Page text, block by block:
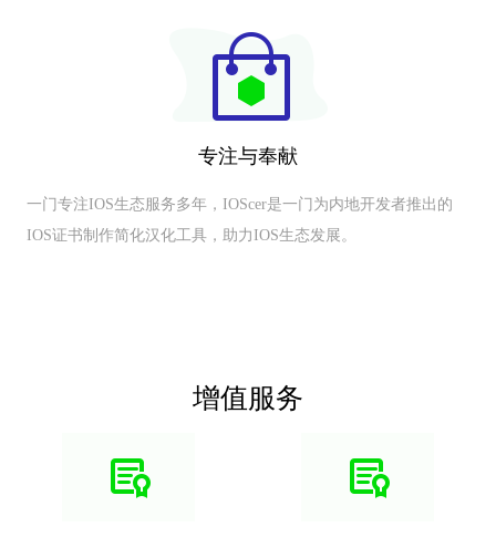
专注与奉献
一门专注IOS生态服务多年，IOScer是一门为内地开发者推出的
IOS证书制作简化汉化工具，助力IOS生态发展。
增值服务